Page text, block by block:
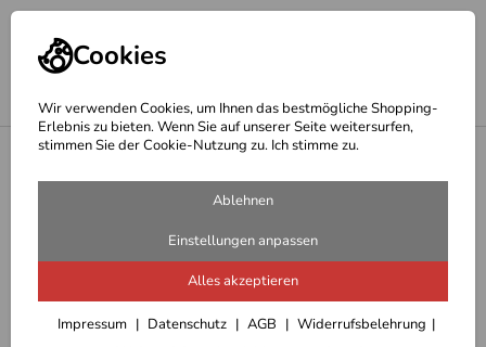
Cookies
Wir verwenden Cookies, um Ihnen das bestmögliche Shopping-
Erlebnis zu bieten. Wenn Sie auf unserer Seite weitersurfen,
stimmen Sie der Cookie-Nutzung zu. Ich stimme zu.
Ablehnen
Einstellungen anpassen
Alles akzeptieren
Impressum Datenschutz AGB
Widerrufsbelehrung
Integralhelme